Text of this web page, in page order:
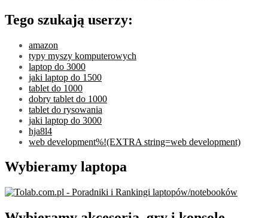
Tego szukają userzy:
amazon
typy myszy komputerowych
laptop do 3000
jaki laptop do 1500
tablet do 1000
dobry tablet do 1000
tablet do rysowania
jaki laptop do 3000
hja8l4
web development%!(EXTRA string=web development)
Wybieramy laptopa